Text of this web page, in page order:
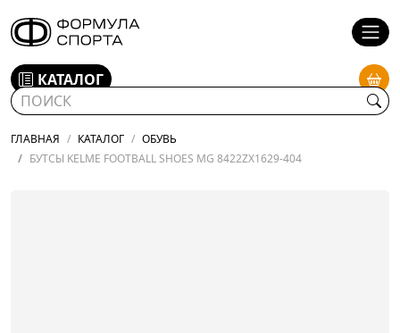
КАТАЛОГ
ГЛАВНАЯ КАТАЛОГ
ОБУВЬ
БУТСЫ KELME FOOTBALL SHOES MG 8422ZX1629-404